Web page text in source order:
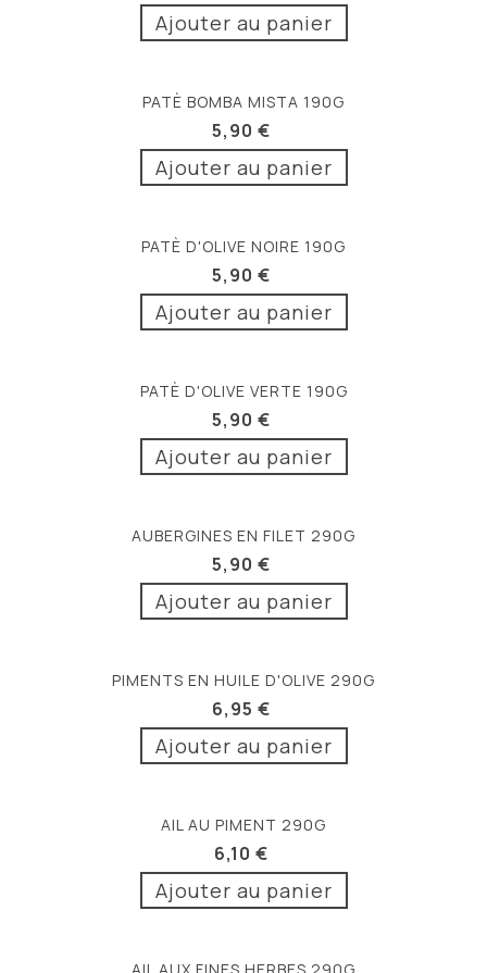
Ajouter au panier
PATÈ BOMBA MISTA 190G
5,90 €
Ajouter au panier
PATÈ D'OLIVE NOIRE 190G
5,90 €
Ajouter au panier
PATÈ D'OLIVE VERTE 190G
5,90 €
Ajouter au panier
AUBERGINES EN FILET 290G
5,90 €
Ajouter au panier
PIMENTS EN HUILE D'OLIVE 290G
6,95 €
Ajouter au panier
AIL AU PIMENT 290G
6,10 €
Ajouter au panier